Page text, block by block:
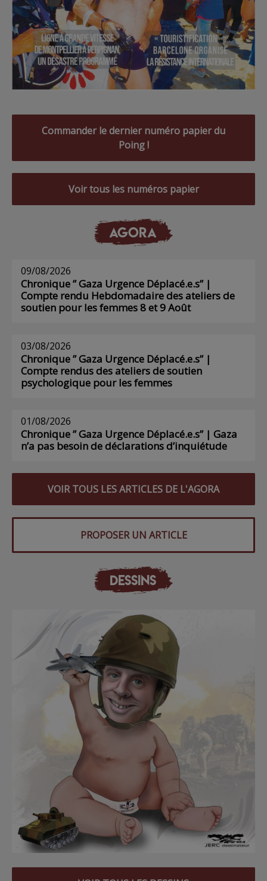
Commander le dernier numéro papier du
Poing !
Voir tous les numéros papier
AGORA
09/08/2026
Chronique ” Gaza Urgence Déplacé.e.s” |
Compte rendu Hebdomadaire des ateliers de
soutien pour les femmes 8 et 9 Août
03/08/2026
Chronique ” Gaza Urgence Déplacé.e.s” |
Compte rendus des ateliers de soutien
psychologique pour les femmes
01/08/2026
Chronique ” Gaza Urgence Déplacé.e.s” | Gaza
n’a pas besoin de déclarations d’inquiétude
VOIR TOUS LES ARTICLES DE L'AGORA
PROPOSER UN ARTICLE
DESSINS